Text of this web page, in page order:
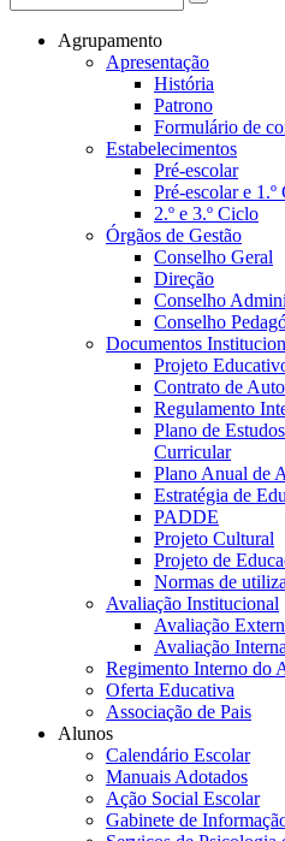
Formulário de procura
Agrupamento
Apresentação
História
Patrono
Formulário de
Estabelecimentos
Pré-escolar
Pré-escolar e 1.º
2.º e 3.º Ciclo
Órgãos de Gestão
Conselho Geral
Direção
Conselho
Conselho
Documentos
Projeto
Contrato de
Regulamento
Plano de
Curricular
Plano Anual de
Estratégia de
PADDE
Projeto Cultural
Projeto de
Normas de
Avaliação Institucional
Avaliação
Avaliação
Regimento Interno do
Oferta Educativa
Associação de Pais
Alunos
Calendário Escolar
Manuais Adotados
Ação Social Escolar
Gabinete de